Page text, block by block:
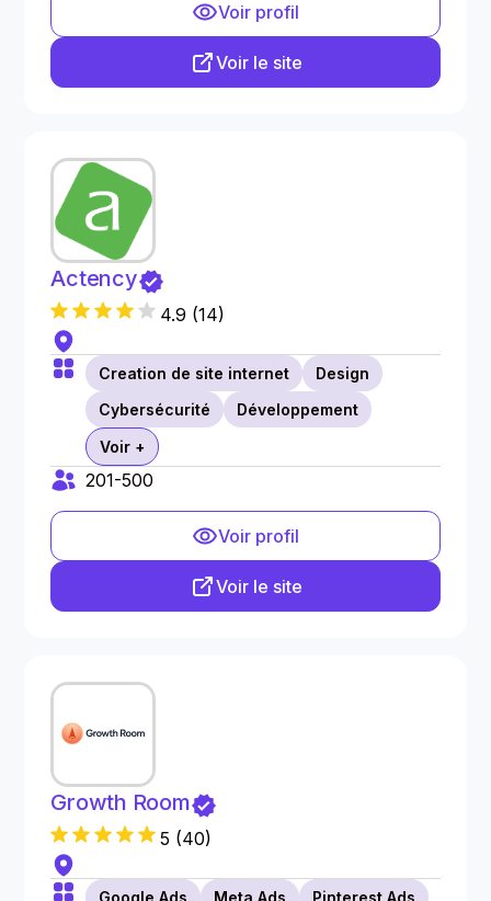
Voir profil
Voir le site
Actency
4.9 (14)
Creation de site internet
Design
Cybersécurité
Développement
Voir +
201-500
Voir profil
Voir le site
Growth Room
5 (40)
Google Ads Meta Ads
Pinterest Ads